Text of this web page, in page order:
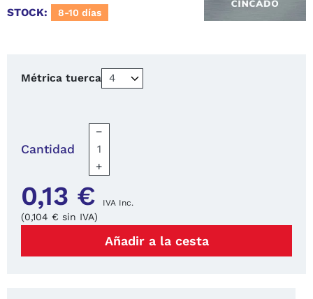
STOCK:
8-10 días
Métrica tuerca
Cantidad
−
+
0,13 € IVA Inc.
(0,104 € sin IVA)
Añadir a la cesta